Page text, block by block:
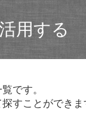
用する
です。
すことができま